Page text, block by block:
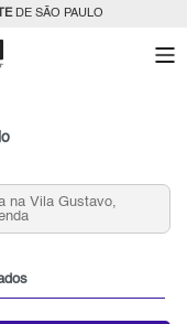
DE SÃO PAULO
2 quartos, Vila